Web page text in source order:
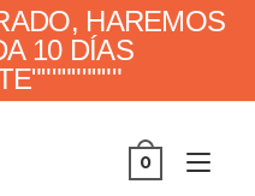
HAREMOS
10 DÍAS
0